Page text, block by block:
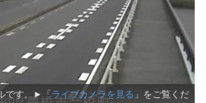
です。►「ライブカメラを見る 」をご覧くだ